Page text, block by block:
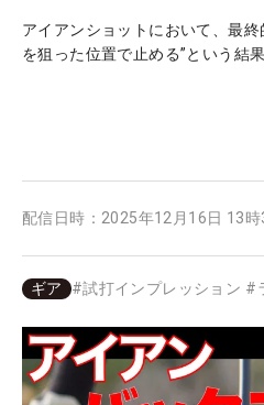
アイアンショットにおいて、最
を狙った位置で止める”という結果
配信日時： 2025年12月16日 13時
ギア #試打インプレッション #